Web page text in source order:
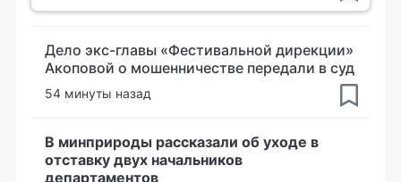
Дело экс-главы «Фестивальной дирекции»
Акоповой о мошенничестве передали в суд
54 минуты назад
В минприроды рассказали об уходе в
отставку двух начальников
департаментов